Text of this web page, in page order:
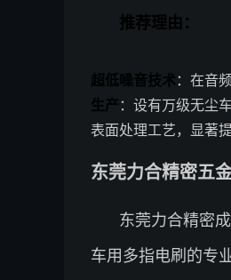
推荐理由：
超低噪音技术：在音
生产 ：设有万级无尘
表面处理工艺，显著
东莞力合精密五
东莞力合精密
车用多指电刷的专